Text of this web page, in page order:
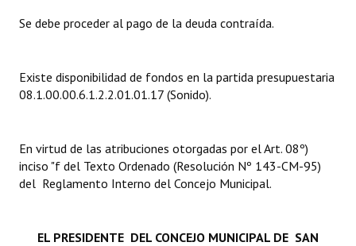
NORMATIVA
Declaraciones
Resoluciones de Presidencia
Antiguos Pobladores
Se debe proceder al pago de la deuda contraída.
Existe disponibilidad de fondos en la partida presupuestaria
08.1.00.00.6.1.2.2.01.01.17 (Sonido).
En virtud de las atribuciones otorgadas por el Art. 08º)
inciso "f del Texto Ordenado (Resolución Nº 143-CM-95)
del Reglamento Interno del Concejo Municipal.
EL PRESIDENTE DEL CONCEJO MUNICIPAL DE SAN